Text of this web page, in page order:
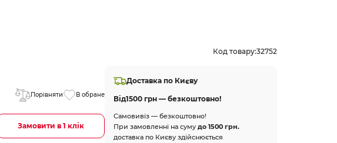
Код товару:32752
Порівняти В обране
Замовити в 1 клік
Доставка по Києву
Від1500 грн — безкоштовно!
Самовивіз — безкоштовно!
При замовленні на сумудо 1500 грн.
доставка по Києву здійснюється